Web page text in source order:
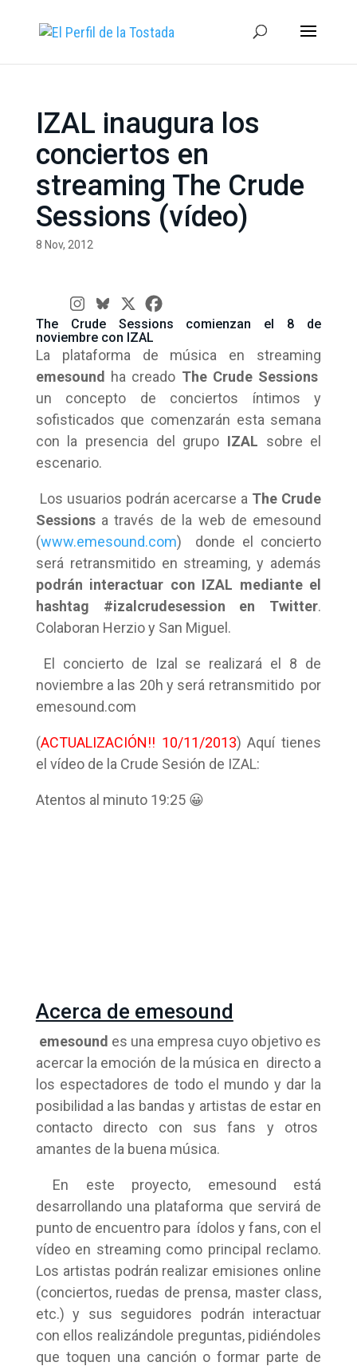
IZAL inaugura los
conciertos en
streaming The Crude
Sessions (vídeo)
8 Nov, 2012
The Crude Sessions comienzan el 8 de
noviembre con IZAL
La plataforma de música en streaming
emesound
ha creado The Crude Sessions
un concepto de conciertos íntimos y
sofisticados que comenzarán esta semana
con la presencia del grupo IZAL sobre el
escenario.
Los usuarios podrán acercarse a The Crude
Sessionsa través de la web de emesound
(www.emesound.com) donde el concierto
será retransmitido en streaming, y además
podrán interactuar con IZAL mediante el
hashtag #izalcrudesession en Twitter.
Colaboran Herzio y San Miguel.
El concierto de Izal se realizará el 8 de
noviembre a las 20h y será retransmitido por
emesound.com
(ACTUALIZACIÓN!! 10/11/2013) Aquí tienes
el vídeo de la Crude Sesión de IZAL:
Atentos al minuto 19:25 😀
Acerca de emesound
emesound es una empresa cuyo objetivo es
acercar la emoción de la música en directo a
los espectadores de todo el mundo y dar la
posibilidad a las bandas y artistas de estar en
contacto directo con sus fans y otros
amantes de la buena música.
En este proyecto, emesound está
desarrollando una plataforma que servirá de
punto de encuentro para ídolos y fans, con el
vídeo en streaming como principal reclamo.
Los artistas podrán realizar emisiones online
(conciertos, ruedas de prensa, master class,
etc.) y sus seguidores podrán interactuar
con ellos realizándole preguntas, pidiéndoles
que toquen una canción o formar parte de